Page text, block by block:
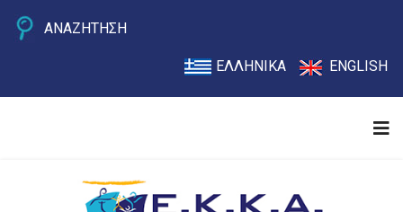
ΑΝΑΖΗΤΗΣΗ
ΕΛΛΗΝΙΚΑ ENGLISH